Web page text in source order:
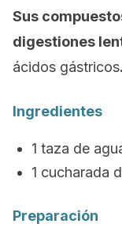
Sus
digestiones
ácidos gástricos.
Ingredientes
1 taza de
1 cucharada
Preparación